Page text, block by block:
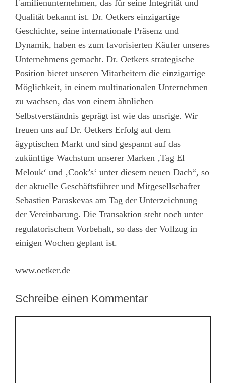
Familienunternehmen, das für seine Integrität und
Qualität bekannt ist. Dr. Oetkers einzigartige
Geschichte, seine internationale Präsenz und
Dynamik, haben es zum favorisierten Käufer unseres
Unternehmens gemacht. Dr. Oetkers strategische
Position bietet unseren Mitarbeitern die einzigartige
Möglichkeit, in einem multinationalen Unternehmen
zu wachsen, das von einem ähnlichen
Selbstverständnis geprägt ist wie das unsrige. Wir
freuen uns auf Dr. Oetkers Erfolg auf dem
ägyptischen Markt und sind gespannt auf das
zukünftige Wachstum unserer Marken ‚Tag El
Melouk‘ und ‚Cook’s‘ unter diesem neuen Dach“, so
der aktuelle Geschäftsführer und Mitgesellschafter
Sebastien Paraskevas am Tag der Unterzeichnung
der Vereinbarung. Die Transaktion steht noch unter
regulatorischem Vorbehalt, so dass der Vollzug in
einigen Wochen geplant ist.
www.oetker.de
Schreibe einen Kommentar